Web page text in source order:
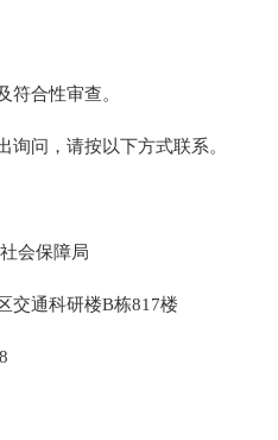
合性审查。
问，请按以下方式联系。
会保障局
通科研楼B栋817楼